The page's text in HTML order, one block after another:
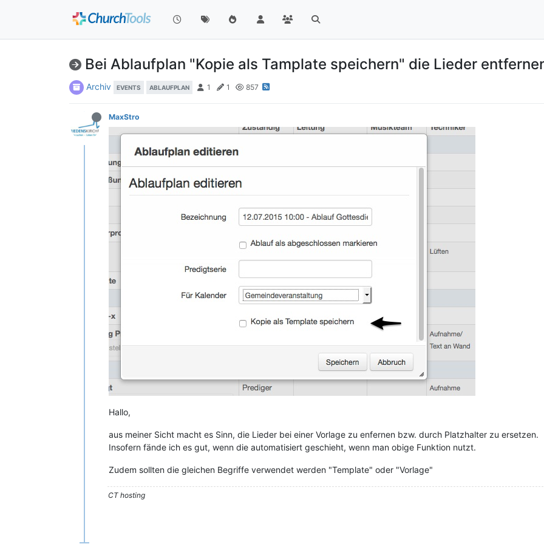
Bei Ablaufplan "Kopie als Tamplate speichern" die Lieder
Archiv EVENTS ABLAUFPLAN 1 1 857
MaxStro
Hallo,
aus meiner Sicht macht es Sinn, die Lieder bei einer Vorlage zu enfernen bzw. durch Platzhalter zu ersetzen.
Insofern fände ich es gut, wenn die automatisiert geschieht, wenn man obige Funktion nutzt.
Zudem sollten die gleichen Begriffe verwendet werden "Template" oder "Vorlage"
CT hosting